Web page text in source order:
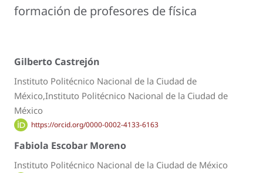
formación de profesores de física
Gilberto Castrejón
Instituto Politécnico Nacional de la Ciudad de
México,Instituto Politécnico Nacional de la Ciudad de
México
https://orcid.org/0000-0002-4133-6163
Fabiola Escobar Moreno
Instituto Politécnico Nacional de la Ciudad de México